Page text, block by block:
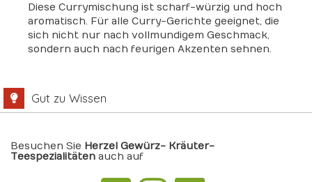
Diese Currymischung ist scharf-würzig und hoch
aromatisch. Für alle Curry-Gerichte geeignet, die
sich nicht nur nach vollmundigem Geschmack,
sondern auch nach feurigen Akzenten sehnen.
Gut zu Wissen
Besuchen Sie Herzel Gewürz- Kräuter-
Teespezialitäten auch auf